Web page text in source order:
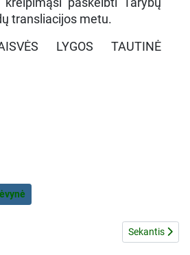
transliacijos metu.
LYGOS TAUTINĖ
ir Stalino suokalbio dokumentai
Kitas
Sekantis